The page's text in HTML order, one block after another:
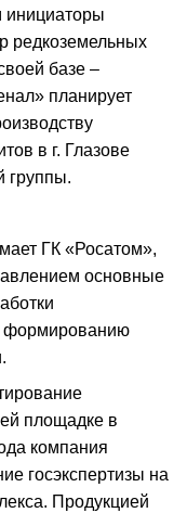
инициаторы
редкоземельных
базе –
планирует
в г. Глазове
группы.
ГК «Росатом»,
основные
формированию
площадке в
компания
госэкспертизы на
Продукцией